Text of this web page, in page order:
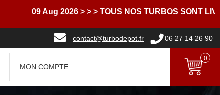
09 Aug 2026 > > > TOUS NOS TURBOS SONT LIVRES
contact@turbodepot.fr 06 27 14 26 90
MON COMPTE
0